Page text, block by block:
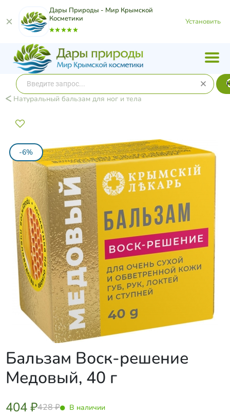
Дары Природы - Мир Крымской
Косметики
Установить
Натуральный бальзам для ног и тела
-6%
Бальзам Воск-решение
Медовый, 40 г
404 ₽428 ₽ В наличии